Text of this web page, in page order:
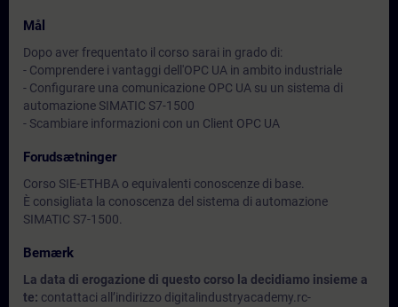
Mål
Dopo aver frequentato il corso sarai in grado di:
- Comprendere i vantaggi dell'OPC UA in ambito industriale
- Configurare una comunicazione OPC UA su un sistema di
automazione SIMATIC S7-1500
- Scambiare informazioni con un Client OPC UA
Forudsætninger
Corso SIE-ETHBA o equivalenti conoscenze di base.
È consigliata la conoscenza del sistema di automazione
SIMATIC S7-1500.
Bemærk
La data di erogazione di questo corso la decidiamo insieme a
te: contattaci all’indirizzo digitalindustryacademy.rc-